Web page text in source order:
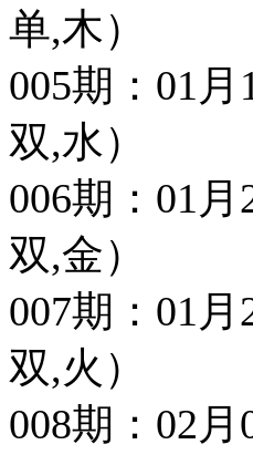
单,木）
005期：01
双,水）
006期：01
双,金）
007期：01
双,火）
008期：02